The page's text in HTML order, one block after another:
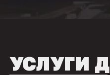
УСЛУГИ